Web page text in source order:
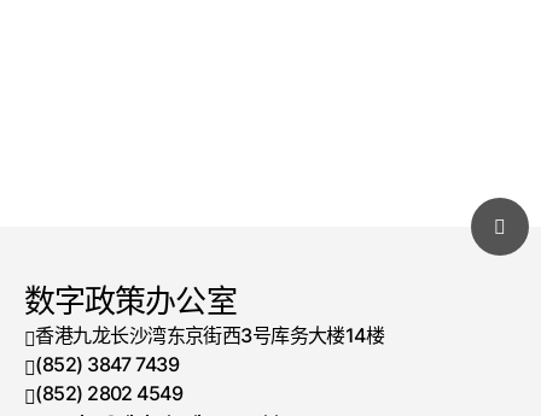
数字政策办公室
香港九龙长沙湾东京街西3号库务大楼14楼
电话号码
(852) 3847 7439
传真号码
(852) 2802 4549